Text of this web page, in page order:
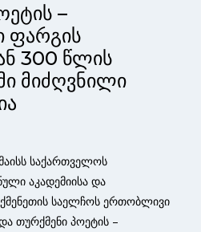
–
ფარგის
300 წლის
მიძღვნილი
საქართველოს
აკადემიისა და
საელჩოს ერთობლივი
თურქმენი პოეტის –